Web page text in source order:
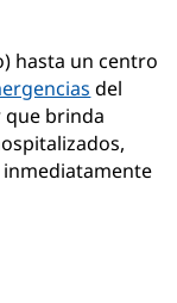
hasta un centro
del
que brinda